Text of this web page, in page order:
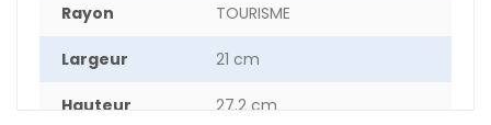
Rayon TOURISME
Largeur 21 cm
Hauteur 27.2 cm